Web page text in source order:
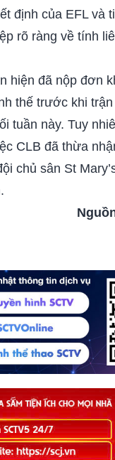
định của EFL và
rõ ràng về tính
hiện đã nộp đơn
thế trước khi
tuần này. Tuy
CLB đã thừa
chủ sân St